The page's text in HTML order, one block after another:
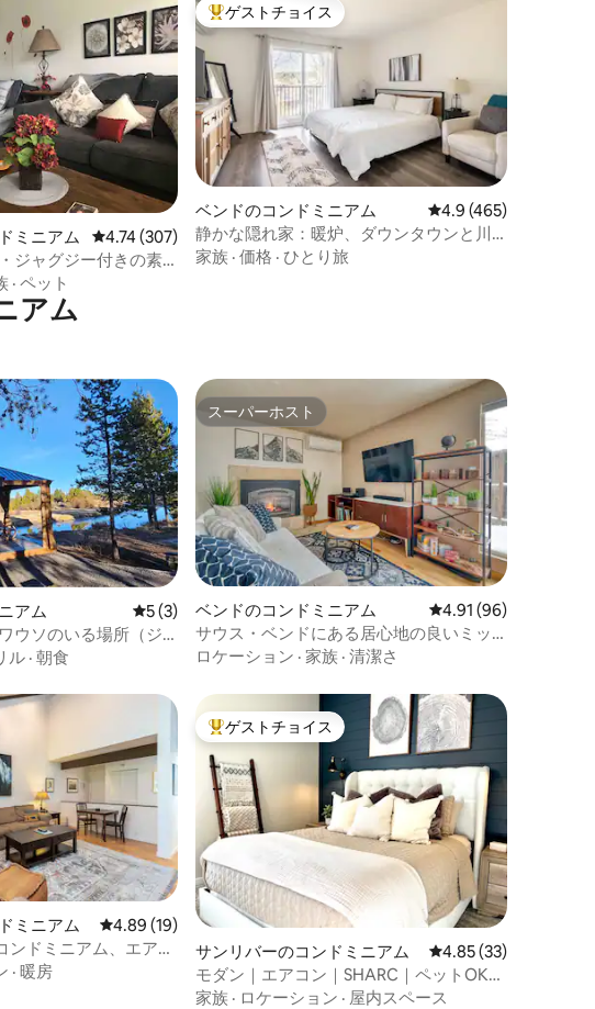
の平均評価
ミニアム レビュー307件、5つ星中4.74つ星の平均評価
4.74 (307)
ジャグジー付きの素
アムです。
· ペット
大好評のゲストチョイスです。
ゲストチョイス
ベンドのコンドミニアム レビュー465件、5つ
4.9 (465)
静かな隠れ家：暖炉、ダウンタウンと川
まで5分
家族 · 価格 · ひとり旅
アム
平均評価
アム レビュー3件、5つ星中5つ星の平均評価
5 (3)
ウソのいる場所（ジ
ル · 朝食
スーパーホスト
スーパーホスト
ベンドのコンドミニアム レビュー96件、5つ
4.91 (96)
サウス・ベンドにある居心地の良いミッ
ドセンチュリー調の宿泊先
ロケーション · 家族 · 清潔さ
平均評価
ミニアム レビュー19件、5つ星中4.89つ星の平均評価
4.89 (19)
ンドミニアム、エアコ
OK
· 暖房
大好評のゲストチョイスです。
ゲストチョイス
サンリバーのコンドミニアム レビュー33件、5つ
4.85 (33)
モダン｜エアコン｜SHARC｜ペットOK｜
ファミリー向け｜改装済み
家族 · ロケーション · 屋内スペース